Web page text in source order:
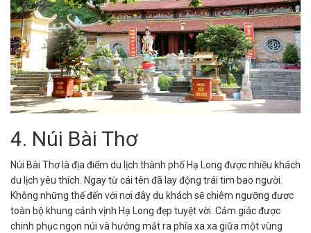
4. Núi Bài Thơ
Núi Bài Thơ là địa điểm du lịch thành phố Hạ Long được nhiều khách
du lịch yêu thích. Ngay từ cái tên đã lay động trái tim bao người.
Không những thế đến với nơi đây du khách sẽ chiêm ngưỡng được
toàn bộ khung cảnh vịnh Hạ Long đẹp tuyệt vời. Cảm giác được
chinh phục ngọn núi và hướng mắt ra phía xa xa giữa một vùng